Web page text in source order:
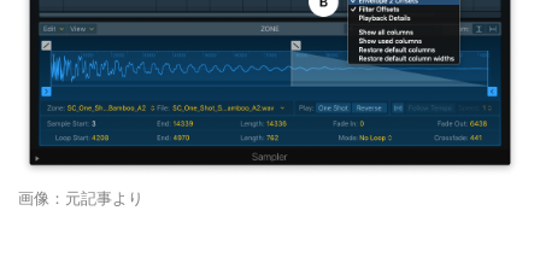
画像：元記事より